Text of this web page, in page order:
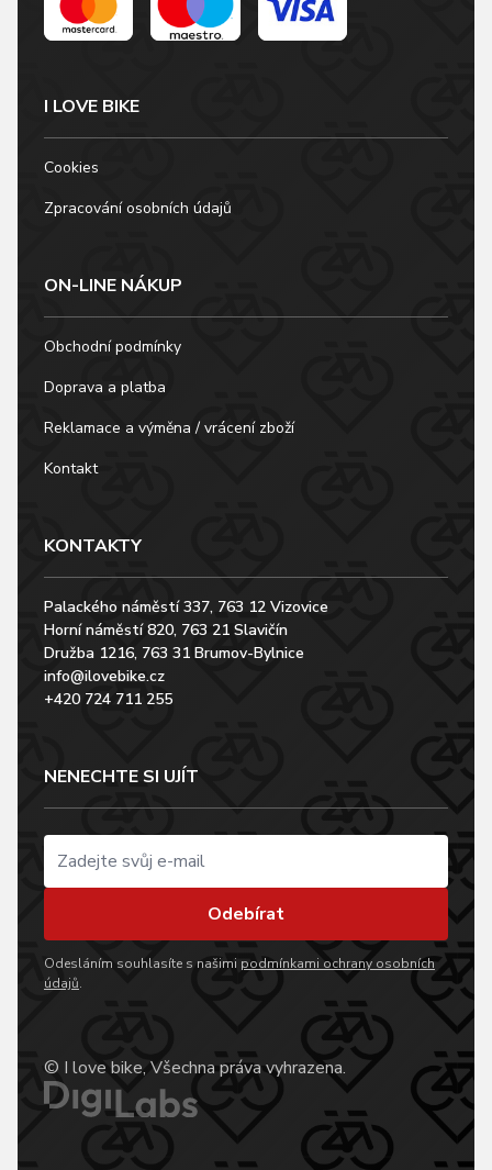
I LOVE BIKE
Cookies
Zpracování osobních údajů
ON-LINE NÁKUP
Obchodní podmínky
Doprava a platba
Reklamace a výměna / vrácení zboží
Kontakt
KONTAKTY
Palackého náměstí 337, 763 12 Vizovice
Horní náměstí 820, 763 21 Slavičín
Družba 1216, 763 31 Brumov-Bylnice
info@ilovebike.cz
+420 724 711 255
NENECHTE SI UJÍT
Odebírat
Odesláním souhlasíte s našimi podmínkami ochrany osobních
údajů.
© I love bike, Všechna práva vyhrazena.